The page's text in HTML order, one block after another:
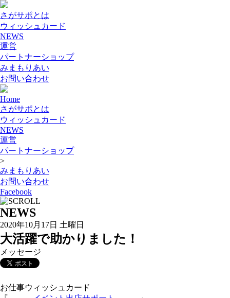
さがサポとは
ウィッシュカード
NEWS
運営
パートナーショップ
みまもりあい
お問い合わせ
Home
さがサポとは
ウィッシュカード
NEWS
運営
パートナーショップ
>
みまもりあい
お問い合わせ
Facebook
NEWS
2020年10月17日 土曜日
大活躍で助かりました！
メッセージ
お仕事ウィッシュカード